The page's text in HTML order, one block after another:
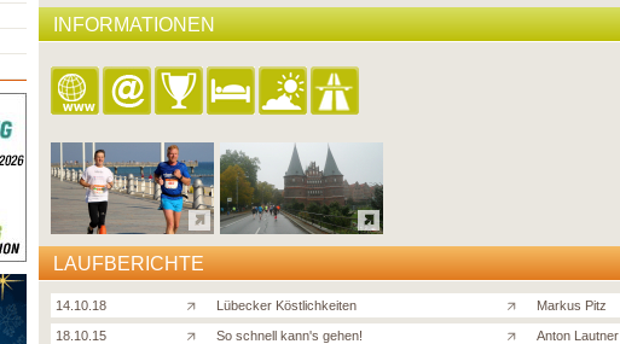
INFORMATIONEN
LAUFBERICHTE
14.10.18 Lübecker Köstlichkeiten Markus Pitz
18.10.15 So schnell kann's gehen! Anton Lautner